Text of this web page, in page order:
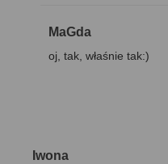
MaGda
oj, tak, właśnie tak:)
Iwona